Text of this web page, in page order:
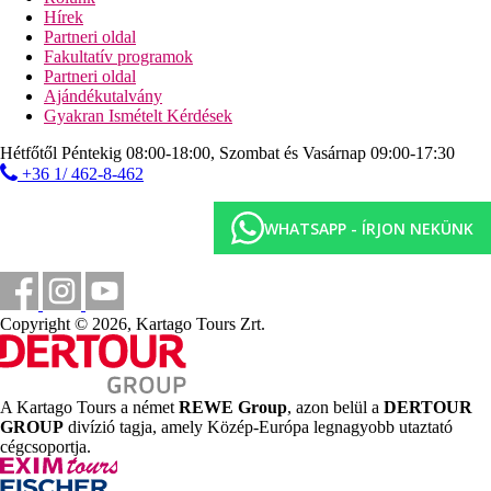
játszótér
kis állatkert
minidiszkó
Tengerpart
lassan mélyülő, homokos tengerpart
napágyak, gyermeknapozóágyak, napernyők és
törölközők ingyenesen
strandbár (italok és snack-ételek)
Sport és szórakozás ingyenesen
animációs programok
alkalmanként esti műsorok
törökfürdő (kezelések térítés ellenében)
szauna
fitneszterem
teniszpálya (felszerelés, kivilágítás és oktatás térítés
ellenében)
focipálya (kivilágítás és felszerelés térítés ellenében)
asztali foci
kosárlabda
asztalitenisz
strandröplabda
boccia
darts
Hírek
Partneri oldal
Fakultatív programok
Partneri oldal
Ajándékutalvány
Gyakran Ismételt Kérdések
Hétfőtől Péntekig 08:00-18:00, Szombat és Vasárnap 09:00-17:30
+36 1/ 462-8-462
WHATSAPP - ÍRJON NEKÜNK
Copyright © 2026, Kartago Tours Zrt.
A Kartago Tours a német REWE Group, azon belül a DERTOUR
GROUP divízió tagja, amely Közép-Európa legnagyobb utaztató
cégcsoportja.